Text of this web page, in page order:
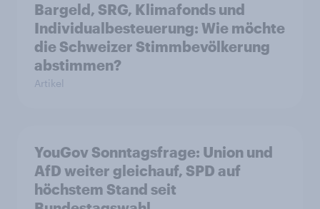
Bargeld, SRG, Klimafonds und
Individualbesteuerung: Wie möchte
die Schweizer Stimmbevölkerung
abstimmen?
Artikel
YouGov Sonntagsfrage: Union und
AfD weiter gleichauf, SPD auf
höchstem Stand seit